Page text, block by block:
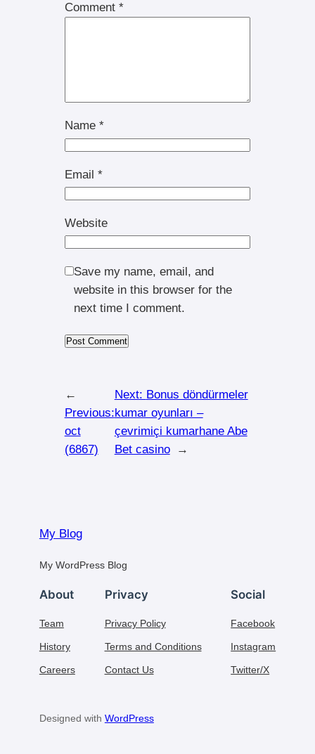
Comment *
Name *
Email *
Website
Save my name, email, and
website in this browser for the
next time I comment.
←
Previous:
oct
(6867)
Next: Bonus döndürmeler
kumar oyunları –
çevrimiçi kumarhane Abe
Bet casino
→
My Blog
My WordPress Blog
About
Team
History
Careers
Privacy
Privacy Policy
Terms and Conditions
Contact Us
Social
Facebook
Instagram
Twitter/X
Designed with WordPress